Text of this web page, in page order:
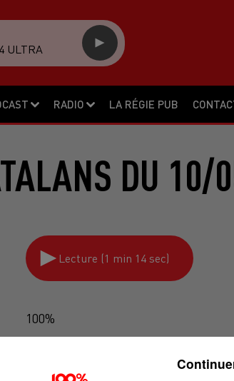
RADIO LA RÉGIE PUB
ULTRA
DU
Lecture (1 min 14 sec)
100%